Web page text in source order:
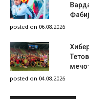
posted on 06.08.2026
posted on 04.08.2026